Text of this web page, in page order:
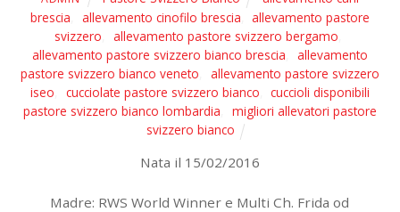
brescia
allevamento cinofilo brescia
allevamento pastore
svizzero
allevamento pastore svizzero bergamo
allevamento pastore svizzero bianco brescia
allevamento
pastore svizzero bianco veneto
allevamento pastore svizzero
iseo
cucciolate pastore svizzero bianco
cuccioli disponibili
pastore svizzero bianco lombardia
migliori allevatori pastore
svizzero bianco
Nata il 15/02/2016
Madre: RWS World Winner e Multi Ch. Frida od